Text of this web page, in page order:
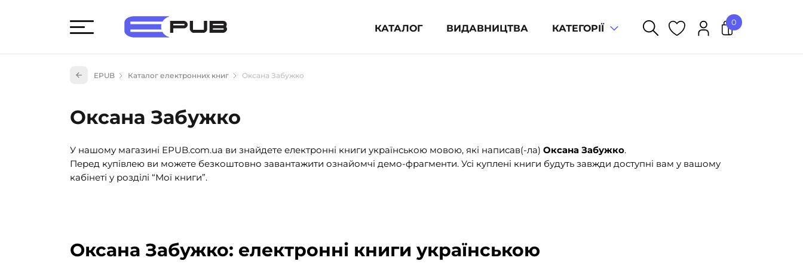
КАТАЛОГ ВИДАВНИЦТВА КАТЕГОРІЇ
Художня література (1854)
(527)
0
У кошику немає товарів.
EPUB Каталог електронних книг Оксана Забужко
Оксана Забужко
У нашому магазині EPUB.com.ua ви знайдете електронні книги українською мовою, які написав(-ла) Оксана Забужко.
Перед купівлею ви можете безкоштовно завантажити ознайомчі демо-фрагменти. Усі куплені книги будуть завжди доступні вам у вашому
кабінеті у розділі “Мої книги”.
Оксана Забужко: електронні книги українською